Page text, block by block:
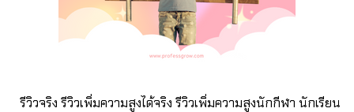
รีวิวจริง รีวิวเพิ่มความสูงได้จริง รีวิวเพิ่มความสูงนักกีฬา นักเรียน